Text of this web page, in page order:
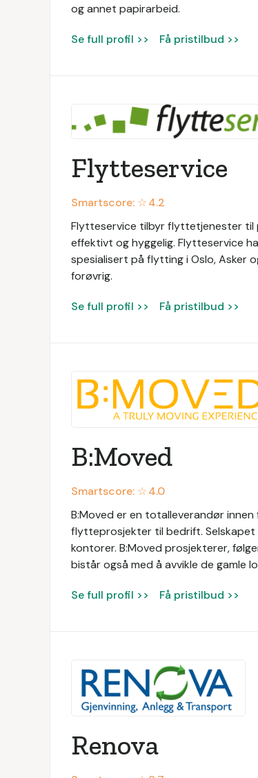
og annet papirarbeid.
Se full profil >> Få pristilbud >>
Flytteservice
Smartscore: ☆4.2
Flytteservice tilbyr flyttetjenester til
effektivt og hyggelig. Flytteservice
spesialisert på flytting i Oslo, Asker
forøvrig.
Se full profil >> Få pristilbud >>
B:Moved
Smartscore: ☆4.0
B:Moved er en totalleverandør
flytteprosjekter til bedrift. Selskapet
kontorer. B:Moved prosjekterer,
bistår også med å avvikle de gamle
Se full profil >> Få pristilbud >>
Renova